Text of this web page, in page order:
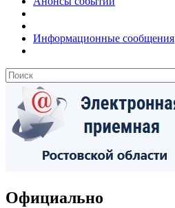
Информационные сообщения
Официально